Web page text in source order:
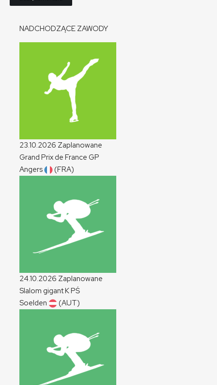
NADCHODZĄCE ZAWODY
23.10.2026 Zaplanowane
Grand Prix de France GP
Angers
(FRA)
24.10.2026 Zaplanowane
Slalom gigantKPŚ
Soelden
(AUT)